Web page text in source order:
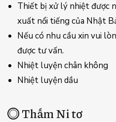
Thiết bị xử lý nhiệt được
xuất nổi tiếng của Nhật
Nếu có nhu cầu xin vui
được tư vấn.
Nhiệt luyện chân không
Nhiệt luyện dầu
Thấm Ni tơ